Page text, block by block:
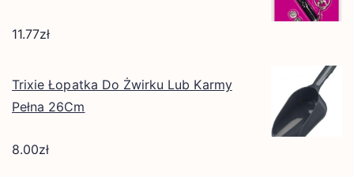
11.77zł
Trixie Łopatka Do Żwirku Lub Karmy
Pełna 26Cm
8.00zł